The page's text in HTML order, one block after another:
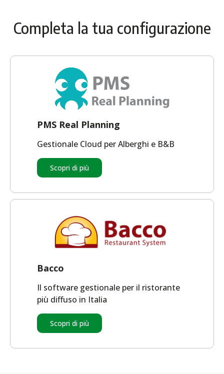
Completa la tua configurazione
PMS Real Planning
Gestionale Cloud per Alberghi e B&B
Scopri di più
Bacco
Il software gestionale per il ristorante
più diffuso in Italia
Scopri di più